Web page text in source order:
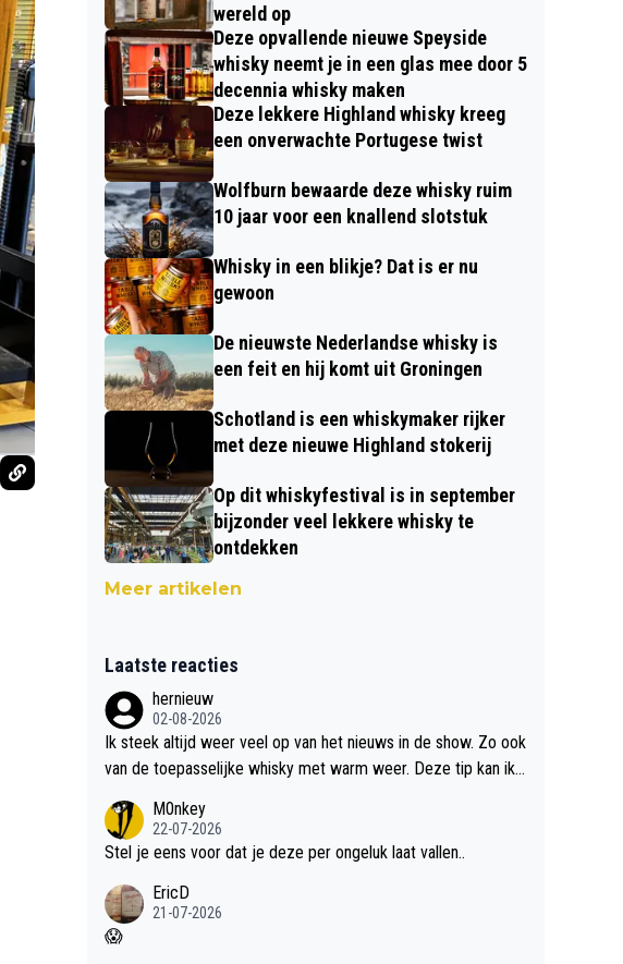
wereld op
Deze opvallende nieuwe Speyside
whisky neemt je in een glas mee door 5
decennia whisky maken
Deze lekkere Highland whisky kreeg
een onverwachte Portugese twist
Wolfburn bewaarde deze whisky ruim
10 jaar voor een knallend slotstuk
Whisky in een blikje? Dat is er nu
gewoon
De nieuwste Nederlandse whisky is
een feit en hij komt uit Groningen
Schotland is een whiskymaker rijker
met deze nieuwe Highland stokerij
Op dit whiskyfestival is in september
bijzonder veel lekkere whisky te
ontdekken
Meer artikelen
Laatste reacties
hernieuw
02-08-2026
Ik steek altijd weer veel op van het nieuws in de show. Zo ook
van de toepasselijke whisky met warm weer. Deze tip kan ik
M0nkey
22-07-2026
Stel je eens voor dat je deze per ongeluk laat vallen..
EricD
21-07-2026
😱